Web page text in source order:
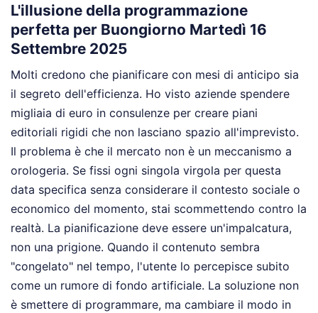
L'illusione della programmazione
perfetta per Buongiorno Martedì 16
Settembre 2025
Molti credono che pianificare con mesi di anticipo sia
il segreto dell'efficienza. Ho visto aziende spendere
migliaia di euro in consulenze per creare piani
editoriali rigidi che non lasciano spazio all'imprevisto.
Il problema è che il mercato non è un meccanismo a
orologeria. Se fissi ogni singola virgola per questa
data specifica senza considerare il contesto sociale o
economico del momento, stai scommettendo contro la
realtà. La pianificazione deve essere un'impalcatura,
non una prigione. Quando il contenuto sembra
"congelato" nel tempo, l'utente lo percepisce subito
come un rumore di fondo artificiale. La soluzione non
è smettere di programmare, ma cambiare il modo in